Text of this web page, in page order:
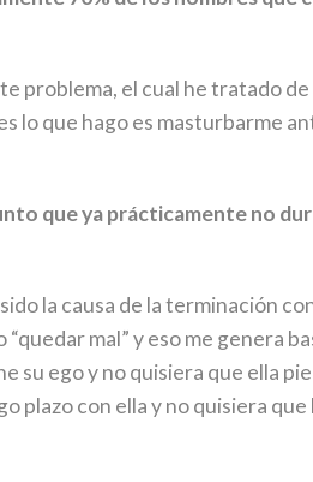
problema, el cual he tratado
lo que hago es masturbarme
que ya prácticamente no
la causa de la terminación
mal” y eso me genera
su ego y no quisiera que ella
plazo con ella y no quisiera